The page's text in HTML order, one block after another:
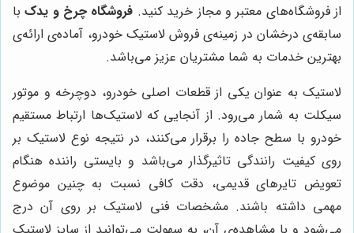
از فروشگاه‌های معتبر و مجاز خرید کنید. فروشگاه چرخ و یدکبا
سابقه‌ی درخشان در زمینه‌ی فروش لاستیک خودرو، آماده‌ی ارائه‌ی
بهترین خدمات به شما مشتریان عزیز می‌باشد.
لاستیک به عنوان یکی از قطعات اصلی خودرو، دوچرخه و موتور
سیکلت به شمار می‌رود. از آنجایی که لاستیک‌ها ارتباط مستقیم
خودرو با سطح جاده را برقرار می‌کنند، در نتیجه نوع لاستیک بر
روی کیفیت رانندگی تاثیرگذار می‌باشد و بایستی راننده هنگام
تعویض تایرهای قدیمی، دقت کافی نسبت به چنین موضوع
مهمی داشته باشند. مشخصات فنی لاستیک بر روی آن درج